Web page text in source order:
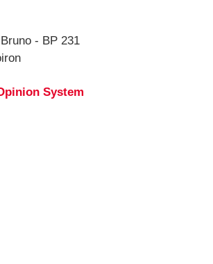
- BP 231
System